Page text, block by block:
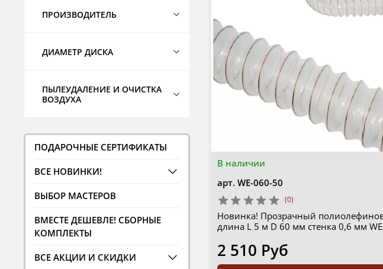
В наличии
арт. WE-060-50
(0)
Новинка! Прозрачный
длина L 5 м D 60 мм стенка 0,6 мм
2 510 Руб
ПРОИЗВОДИТЕЛЬ
ДИАМЕТР ДИСКА
ПЫЛЕУДАЛЕНИЕ И ОЧИСТКА
ВОЗДУХА
ПОДАРОЧНЫЕ СЕРТИФИКАТЫ
ВСЕ НОВИНКИ!
ВЫБОР МАСТЕРОВ
ВМЕСТЕ ДЕШЕВЛЕ! СБОРНЫЕ
КОМПЛЕКТЫ
ВСЕ АКЦИИ И СКИДКИ